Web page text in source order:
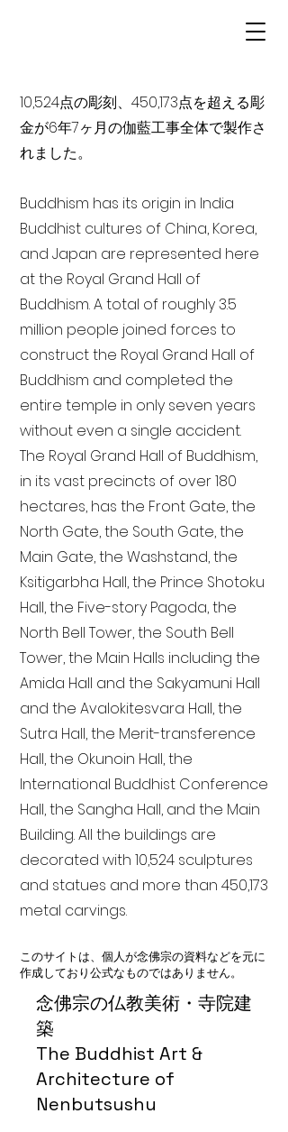
念佛宗の仏教美術・寺院建
築
The Buddhist Art &
Architecture of
Nenbutsushu
10,524点の彫刻、450,173点を超える彫
金が6年7ヶ月の伽藍工事全体で製作さ
れました。
Buddhism has its origin in India
Buddhist cultures of China, Korea,
and Japan are represented here
at the Royal Grand Hall of
Buddhism. A total of roughly 3.5
million people joined forces to
construct the Royal Grand Hall of
Buddhism and completed the
entire temple in only seven years
without even a single accident.
The Royal Grand Hall of Buddhism,
in its vast precincts of over 180
hectares, has the Front Gate, the
North Gate, the South Gate, the
Main Gate, the Washstand, the
Ksitigarbha Hall, the Prince Shotoku
Hall, the Five-story Pagoda, the
North Bell Tower, the South Bell
Tower, the Main Halls including the
Amida Hall and the Sakyamuni Hall
and the Avalokitesvara Hall, the
Sutra Hall, the Merit-transference
Hall, the Okunoin Hall, the
International Buddhist Conference
Hall, the Sangha Hall, and the Main
Building. All the buildings are
decorated with 10,524 sculptures
and statues and more than 450,173
metal carvings.
このサイトは、個人が念佛宗の資料などを元に
作成しており公式なものではありません。